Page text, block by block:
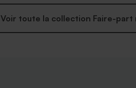
Voir toute la collection Faire-part